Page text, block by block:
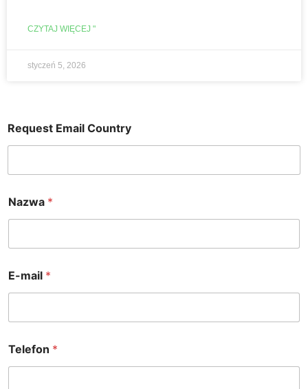
CZYTAJ WIĘCEJ "
styczeń 5, 2026
Request Email Country
Nazwa *
E-mail *
Telefon *